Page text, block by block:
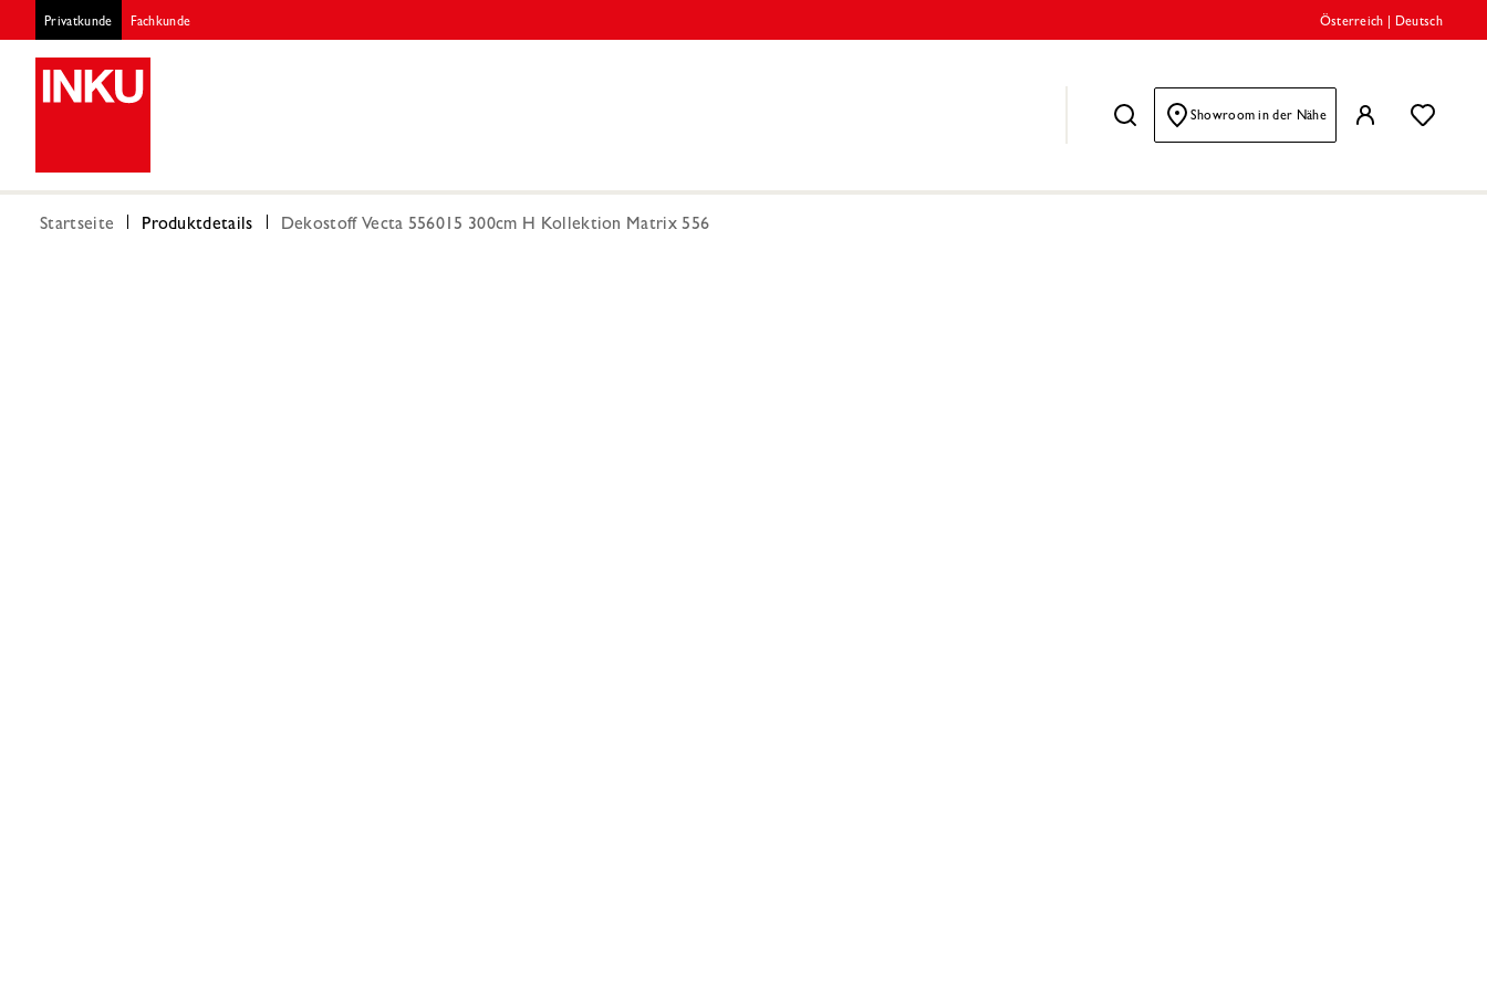
Privatkunde Fachkunde Österreich Deutsch
Showroom in der Nähe
Startseite Produktdetails Dekostoff Vecta 556015 300cm H Kollektion Matrix 556